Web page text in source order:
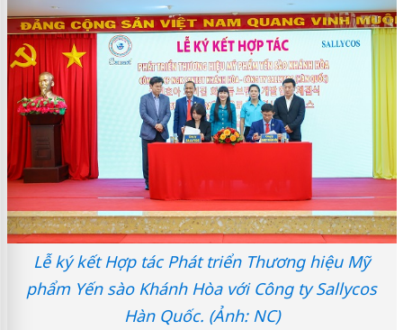
Lễ ký kết Hợp tác Phát triển Thương hiệu Mỹ
phẩm Yến sào Khánh Hòa với Công ty Sallycos
Hàn Quốc. (Ảnh: NC)